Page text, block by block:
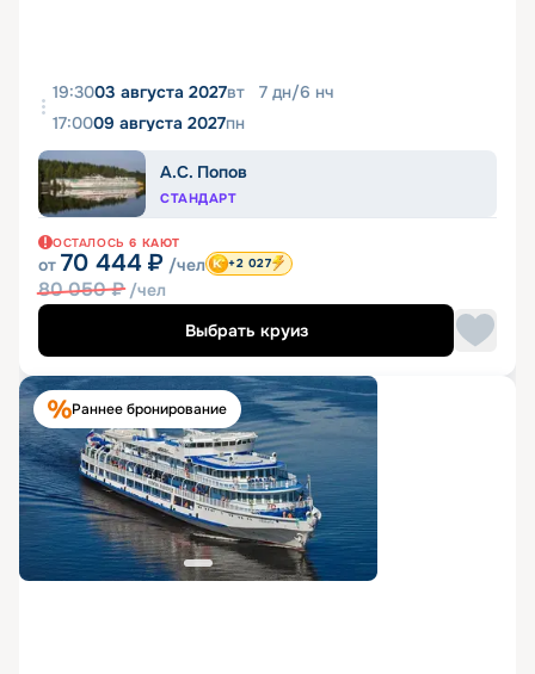
19:3003 августа 2027вт 7 дн/6 нч
17:0009 августа 2027пн
А.С. Попов
СТАНДАРТ
ОСТАЛОСЬ 6 КАЮТ
от 70 444 ₽ /чел
80 050₽ /чел
+2 027
Выбрать круиз
Раннее бронирование